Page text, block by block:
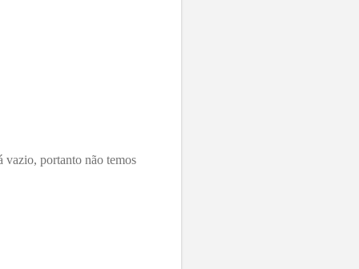
vazio, portanto não temos